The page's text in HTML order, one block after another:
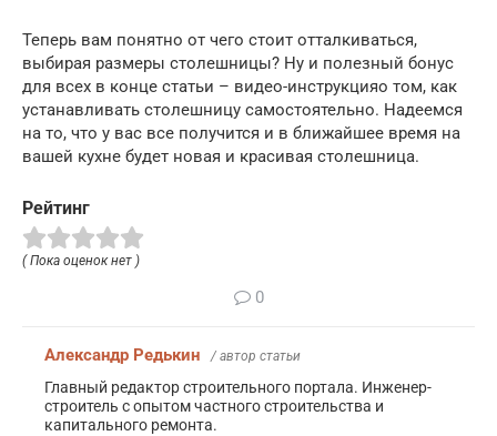
Теперь вам понятно от чего стоит отталкиваться,
выбирая размеры столешницы? Ну и полезный бонус
для всех в конце статьи – видео-инструкцияо том, как
устанавливать столешницу самостоятельно. Надеемся
на то, что у вас все получится и в ближайшее время на
вашей кухне будет новая и красивая столешница.
Рейтинг
( Пока оценок нет )
0
Александр Редькин / автор статьи
Главный редактор строительного портала. Инженер-
строитель с опытом частного строительства и
капитального ремонта.